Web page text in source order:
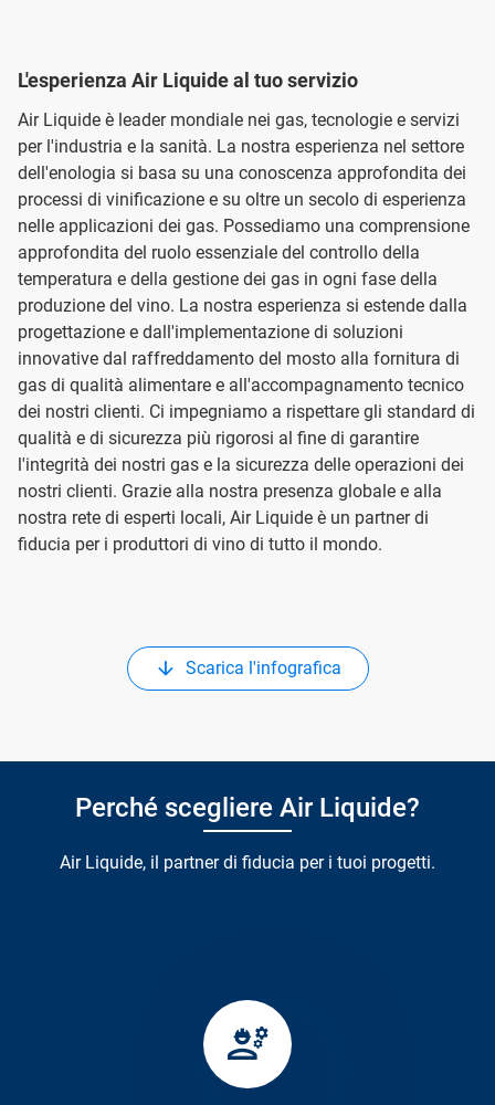
L'esperienza Air Liquide al tuo servizio
Air Liquide è leader mondiale nei gas, tecnologie e servizi
per l'industria e la sanità. La nostra esperienza nel settore
dell'enologia si basa su una conoscenza approfondita dei
processi di vinificazione e su oltre un secolo di esperienza
nelle applicazioni dei gas. Possediamo una comprensione
approfondita del ruolo essenziale del controllo della
temperatura e della gestione dei gas in ogni fase della
produzione del vino. La nostra esperienza si estende dalla
progettazione e dall'implementazione di soluzioni
innovative dal raffreddamento del mosto alla fornitura di
gas di qualità alimentare e all'accompagnamento tecnico
dei nostri clienti. Ci impegniamo a rispettare gli standard di
qualità e di sicurezza più rigorosi al fine di garantire
l'integrità dei nostri gas e la sicurezza delle operazioni dei
nostri clienti. Grazie alla nostra presenza globale e alla
nostra rete di esperti locali, Air Liquide è un partner di
fiducia per i produttori di vino di tutto il mondo.
Scarica l'infografica
Perché scegliere Air Liquide?
Air Liquide, il partner di fiducia per i tuoi progetti.